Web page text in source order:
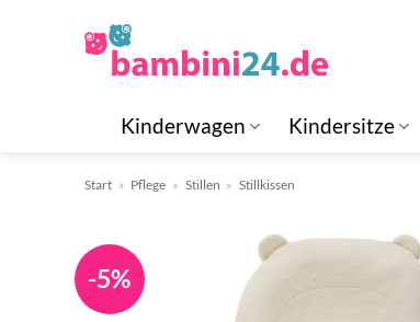
Kinderwagen Kindersitze
Start » Pflege » Stillen » Stillkissen
-5%